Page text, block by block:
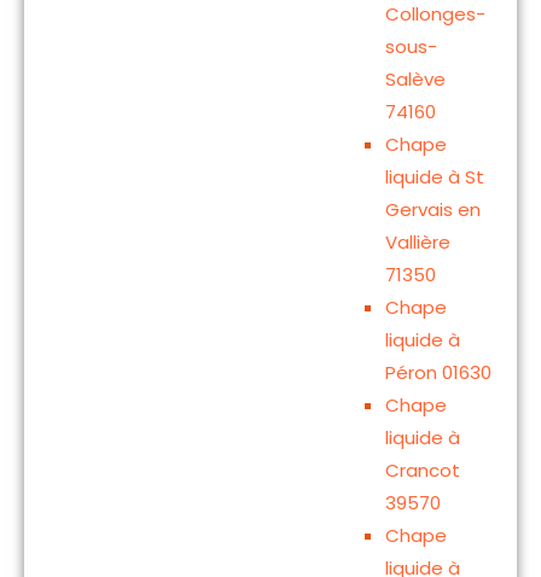
Collonges-
sous-
Salève
74160
Chape
liquide à St
Gervais en
Vallière
71350
Chape
liquide à
Péron 01630
Chape
liquide à
Crancot
39570
Chape
liquide à